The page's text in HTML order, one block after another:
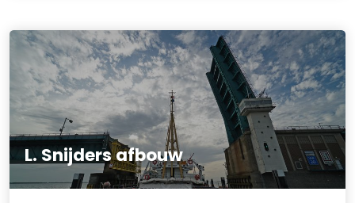
L. Snijders afbouw